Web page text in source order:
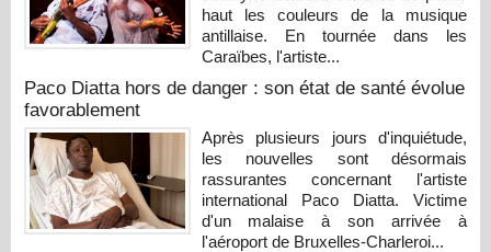
haut les couleurs de la musique
antillaise. En tournée dans les
Caraïbes, l'artiste...
Paco Diatta hors de danger : son état de santé évolue
favorablement
Après plusieurs jours d'inquiétude,
les nouvelles sont désormais
rassurantes concernant l'artiste
international Paco Diatta. Victime
d'un malaise à son arrivée à
l'aéroport de Bruxelles-Charleroi...